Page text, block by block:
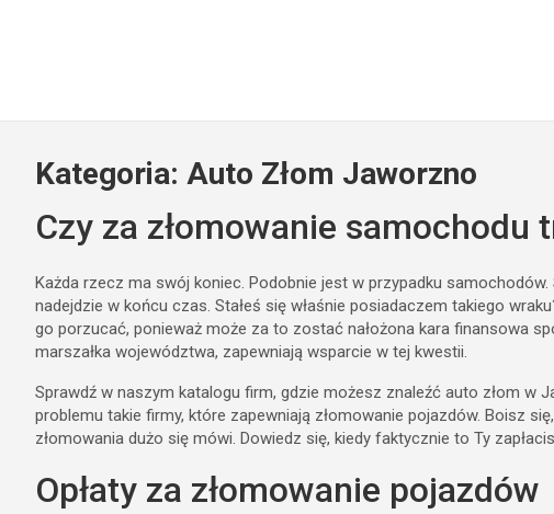
Kategoria: Auto Złom Jaworzno
Czy za złomowanie samochodu
Każda rzecz ma swój koniec. Podobnie jest w przypadku samochodów.
nadejdzie w końcu czas. Stałeś się właśnie posiadaczem takiego
go porzucać, ponieważ może za to zostać nałożona kara finansowa
marszałka województwa, zapewniają wsparcie w tej kwestii.
Sprawdź w naszym katalogu firm, gdzie możesz znaleźć auto złom w
problemu takie firmy, które zapewniają złomowanie pojazdów. Boisz
złomowania dużo się mówi. Dowiedz się, kiedy faktycznie to Ty
Opłaty za złomowanie pojazdów